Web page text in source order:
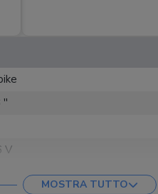
''
V
MOSTRA TUTTO